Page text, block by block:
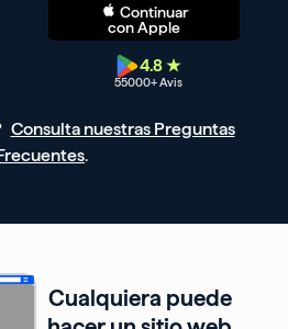
Continuar
con Apple
4.8 ★
55000+ Avis
Consulta nuestras Preguntas
.
Cualquiera puede